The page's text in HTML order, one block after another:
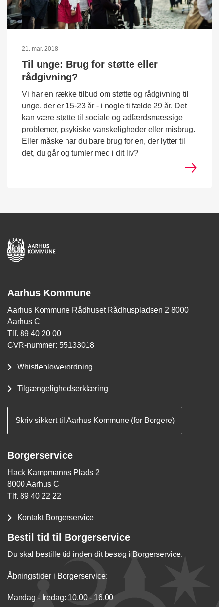
21. mar. 2018
Til unge: Brug for støtte eller
rådgivning?
Vi har en række tilbud om støtte og rådgivning til
unge, der er 15-23 år - i nogle tilfælde 29 år. Det
kan være støtte til sociale og adfærdsmæssige
problemer, psykiske vanskeligheder eller misbrug.
Eller måske har du bare brug for en, der lytter til
det, du går og tumler med i dit liv?
Aarhus Kommune
Aarhus Kommune Rådhuset Rådhuspladsen 2 8000
Aarhus C
Tlf. 89 40 20 00
CVR-nummer: 55133018
Whistleblowerordning
Tilgængelighedserklæring
Skriv sikkert til Aarhus Kommune (for Borgere)
Borgerservice
Hack Kampmanns Plads 2
8000 Aarhus C
Tlf. 89 40 22 22
Kontakt Borgerservice
Bestil tid til Borgerservice
Du skal bestille tid inden dit besøg i Borgerservice.
Åbningstider i Borgerservice:
Mandag - fredag: 10.00 - 16.00